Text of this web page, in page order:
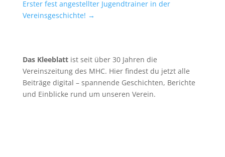
Erster fest angestellter Jugendtrainer in der
Vereinsgeschichte! →
Das Kleeblattist seit über 30 Jahren die
Vereinszeitung des MHC. Hier findest du jetzt alle
Beiträge digital – spannende Geschichten, Berichte
und Einblicke rund um unseren Verein.